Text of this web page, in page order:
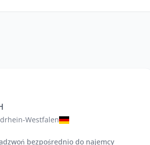
Westfalen
bezpośrednio do najemcy